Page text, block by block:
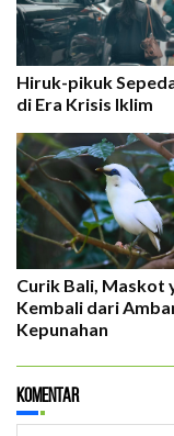
Hiruk-pikuk
di Era Krisis Iklim
Curik Bali, Maskot
Kembali dari
Kepunahan
Komentar